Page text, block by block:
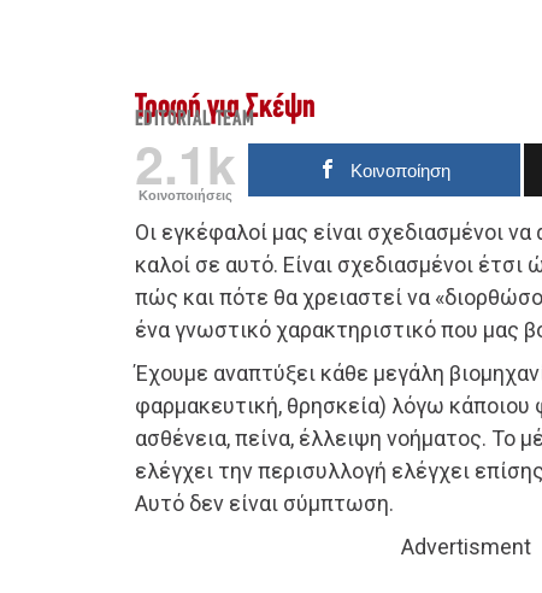
Τροφή για Σκέψη
EDITORIAL TEAM
2.1k
Κοινοποιήσεις
Κοινοποίηση
Οι εγκέφαλοί μας είναι σχεδιασμένοι να
καλοί σε αυτό. Είναι σχεδιασμένοι
πώς και πότε θα χρειαστεί να
ένα γνωστικό χαρακτηριστικό που μας
Έχουμε αναπτύξει κάθε μεγάλη
φαρμακευτική, θρησκεία) λόγω
ασθένεια, πείνα, έλλειψη νοήματος. Το
ελέγχει την περισυλλογή ελέγχει
Αυτό δεν είναι σύμπτωση.
Advertisment